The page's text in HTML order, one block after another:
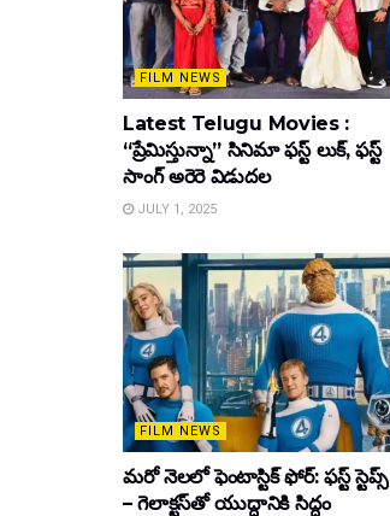
FILM NEWS
Latest Telugu Movies :
“ప్రేమిస్తున్నా” సినిమా ఫస్ట్ లుక్, ఫస్ట్
సాంగ్ అరెరె విడుదల
JULY 1, 2025
FILM NEWS
మరో నెలలో ఫెంటాస్టిక్ ఫోర్: ఫస్ట్ స్టెప్స్
– గెలాక్టస్‌తో యుద్ధానికి సిద్ధం